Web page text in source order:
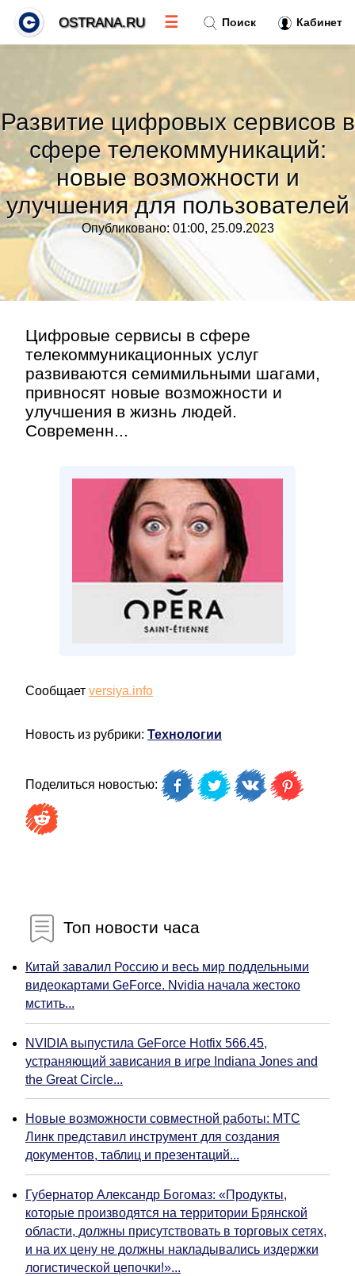
Развитие цифровых сервисов в
сфере телекоммуникаций:
новые возможности и
улучшения для пользователей
Опубликовано: 01:00, 25.09.2023
Цифровые сервисы в сфере
телекоммуникационных услуг
развиваются семимильными шагами,
привносят новые возможности и
улучшения в жизнь людей.
Современн...
Сообщает versiya.info
Новость из рубрики: Технологии
Поделиться новостью:
Топ новости часа
Китай завалил Россию и весь мир поддельными
видеокартами GeForce. Nvidia начала жестоко
мстить...
NVIDIA выпустила GeForce Hotfix 566.45,
устраняющий зависания в игре Indiana Jones and
the Great Circle...
Новые возможности совместной работы: МТС
Линк представил инструмент для создания
документов, таблиц и презентаций...
Губернатор Александр Богомаз: «Продукты,
которые производятся на территории Брянской
области, должны присутствовать в торговых сетях,
и на их цену не должны накладывались издержки
логистической цепочки!»...
Поиск Кабинет
OSTRANA.RU ☰
Тренды новостей»
Рубрики»
Правила»
Контакт»